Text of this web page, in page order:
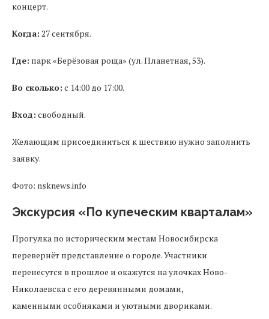
концерт.
Когда: 27 сентября.
Где: парк «Берёзовая роща» (ул. Планетная, 53).
Во сколько: с 14:00 до 17:00.
Вход: свободный.
Желающим присоединиться к шествию нужно заполнить
заявку.
Фото: nsknews.info
Экскурсия «По купеческим кварталам»
Прогулка по историческим местам Новосибирска
перевернёт представление о городе. Участники
перенесутся в прошлое и окажутся на улочках Ново-
Николаевска с его деревянными домами,
каменными особняками и уютными двориками.